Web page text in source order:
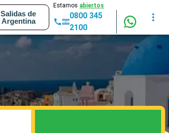
Salidas de
Argentina
Estamos abiertos
0800 345
2100